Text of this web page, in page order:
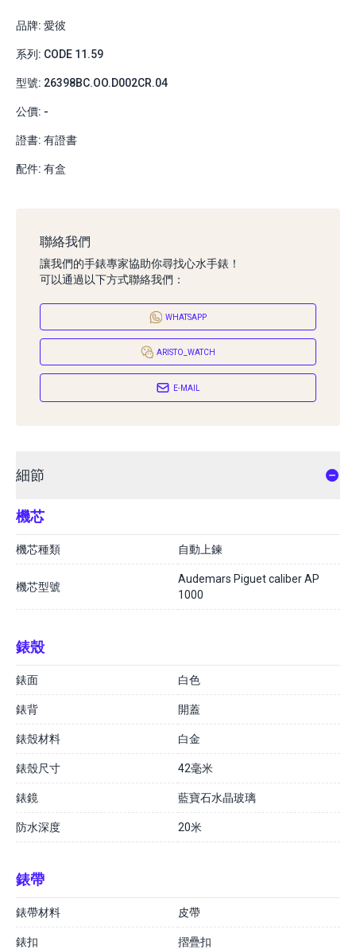
品牌: 愛彼
系列: CODE 11.59
型號: 26398BC.OO.D002CR.04
公價: -
證書: 有證書
配件: 有盒
聯絡我們
讓我們的手錶專家協助你尋找心水手錶！
可以通過以下方式聯絡我們：
WHATSAPP
ARISTO_WATCH
E-MAIL
細節
機芯
機芯種類 自動上鍊
機芯型號
Audemars Piguet caliber AP
1000
錶殼
錶面 白色
錶背 開蓋
錶殼材料 白金
錶殼尺寸 42毫米
錶鏡 藍寶石水晶玻璃
防水深度 20米
錶帶
錶帶材料 皮帶
錶扣 摺疊扣